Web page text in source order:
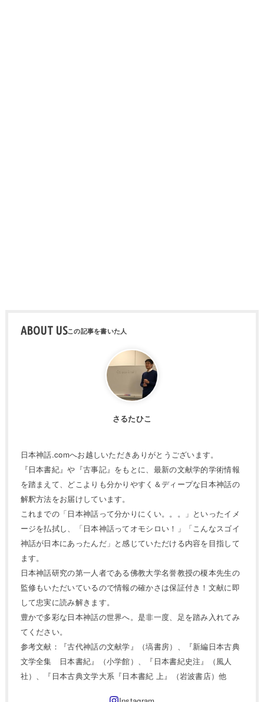
ABOUT US
さるたひこ
日本神話.comへお越しいただきありがとうございます。
『日本書紀』や『古事記』をもとに、最新の文献学的学術情報
を踏まえて、どこよりも分かりやすく＆ディープな日本神話の
解釈方法をお届けしています。
これまでの「日本神話って分かりにくい。。。」といったイメ
ージを払拭し、「日本神話ってオモシロい！」「こんなスゴイ
神話が日本にあったんだ」と感じていただける内容を目指して
ます。
日本神話研究の第一人者である佛教大学名誉教授の榎本先生の
監修もいただいているので情報の確かさは保証付き！文献に即
して忠実に読み解きます。
豊かで多彩な日本神話の世界へ。是非一度、足を踏み入れてみ
てください。
参考文献：『古代神話の文献学』（塙書房）、『新編日本古典
文学全集 日本書紀』（小学館）、『日本書紀史注』（風人
社）、『日本古典文学大系『日本書紀 上』（岩波書店）他